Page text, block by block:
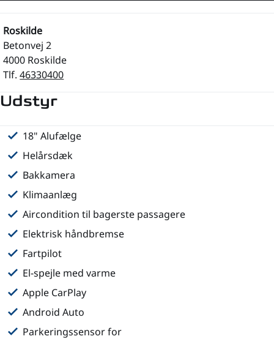
Roskilde
Betonvej 2
4000 Roskilde
Tlf.46330400
Udstyr
18" Alufælge
Helårsdæk
Bakkamera
Klimaanlæg
Aircondition til bagerste passagere
Elektrisk håndbremse
Fartpilot
El-spejle med varme
Apple CarPlay
Android Auto
Parkeringssensor for
Fuld LED forlygter
Anhængertræk
Tonede ruder
Justerbart rat
Kopholder
Nøglefri adgang/nøglefri start
Højdejusterbart førersæde
Læderrat
Stofindtræk
Aut. nedblændeligt bakspejl
Bluetooth
Centrallås
Isofix
Skiltegenkendelse
Træthedsregistrering
Vognbane Assistent
Tågelygter
Fjernbetjent centrallås
Håndfri telefon
Multifunktionsrat
Musikstreaming via bluetooth
Ratgearskifte
Touchskærm
Regnsensor
Ikke ryger
Service overholdt
1 ejer